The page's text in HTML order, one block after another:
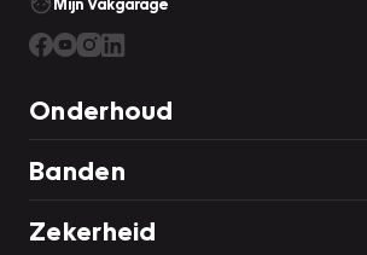
Onderhoud
Banden
Zekerheid